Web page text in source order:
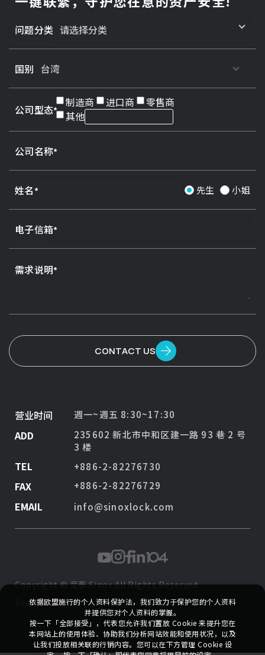
问题分类
国别
公司型态
制造商 进口商
零售商
其他
公司名称
姓名 先生 小姐
电子信箱
需求说明
CONTACT US
营业时间 週一~週五 8:30~17:30
ADD
235602 新北市中和区建一路 93 巷 2 号
3 楼
TEL +886-2-82276730
FAX +886-2-82276729
EMAIL info@sinoxlock.com
Copyright ©竞泰 SinoxAll Rights Reserved.
Reader Version
依据欧盟施行的个人资料保护法，我们致力于保护您的个人资料
并提供您对个人资料的掌握。
按一下「全部接受」，代表您允许我们置放 Cookie 来提升您在
本网站上的使用体验、协助我们分析网站效能和使用状况，以及
让我们投放相关联的行销内容。您可以在下方管理 Cookie 设